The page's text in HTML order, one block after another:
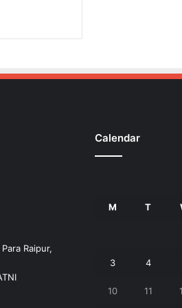
Raipur,
Calendar
M T
3 4
10 11